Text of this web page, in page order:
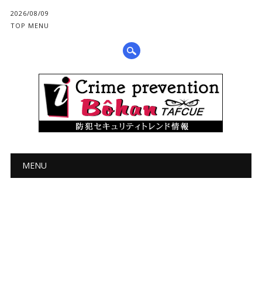
2026/08/09
TOP MENU
メインメニュー
MENU